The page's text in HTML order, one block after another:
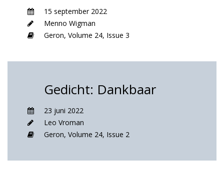
15 september 2022
Menno Wigman
Geron, Volume 24, Issue 3
Gedicht: Dankbaar
23 juni 2022
Leo Vroman
Geron, Volume 24, Issue 2